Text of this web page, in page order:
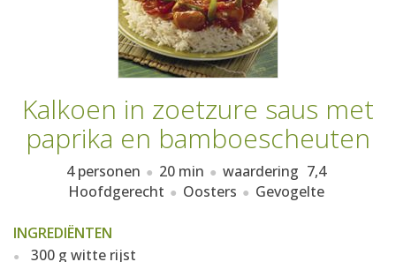
WEEKMENU'S
KOOKBOEKEN
Kalkoen in zoetzure saus met
paprika en bamboescheuten
4 personen 20 min waardering 7,4
Hoofdgerecht
Oosters Gevogelte
INGREDIËNTEN
300 g witte rijst